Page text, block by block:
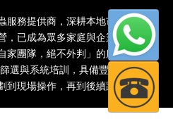
服務提供商，深耕本地市場多年，
，已成為眾多家庭與企業信賴的蟲
家團隊，絕不外判」的服務承諾
與系統培訓，具備豐富的現場處
到現場操作，再到後續跟蹤，全...